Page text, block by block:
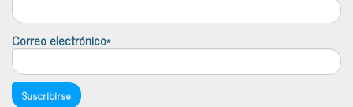
Correo electrónico*